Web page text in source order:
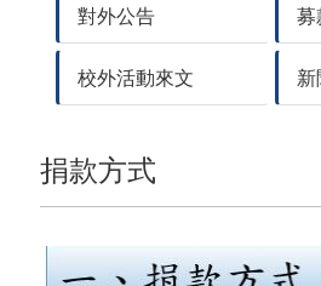
對外公告 募
校外活動來文
捐款方式